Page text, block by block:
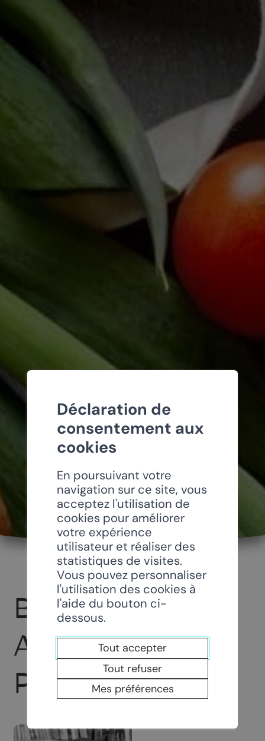
BOUQUINERIE
ATELIER
POLARIS
Déclaration de
consentement aux
cookies
En poursuivant votre
navigation sur ce site, vous
acceptez l'utilisation de
cookies pour améliorer
votre expérience
utilisateur et réaliser des
statistiques de visites.
Vous pouvez personnaliser
l'utilisation des cookies à
l'aide du bouton ci-
dessous.
Tout accepter
Tout refuser
Mes préférences